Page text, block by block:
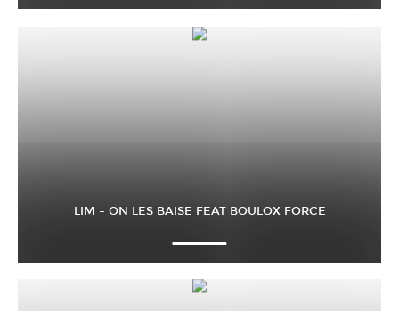
LIM – ON LES BAISE FEAT BOULOX FORCE